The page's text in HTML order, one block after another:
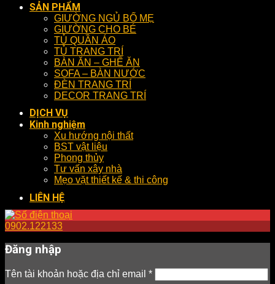
SẢN PHẨM
GIƯỜNG NGỦ BỐ MẸ
GIƯỜNG CHO BÉ
TỦ QUẦN ÁO
TỦ TRANG TRÍ
BÀN ĂN – GHẾ ĂN
SOFA – BÀN NƯỚC
ĐÈN TRANG TRÍ
DECOR TRANG TRÍ
DỊCH VỤ
Kinh nghiệm
Xu hướng nội thất
BST vật liệu
Phong thủy
Tư vấn xây nhà
Mẹo vặt thiết kế & thi công
LIÊN HỆ
0902.122133
Đăng nhập
Tên tài khoản hoặc địa chỉ email *